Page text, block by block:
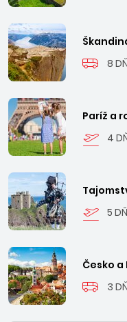
8
Paríž a
4
5
Česko a
3